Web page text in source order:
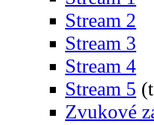
Stream 2
Stream 3
Stream 4
Stream 5
Zvukové